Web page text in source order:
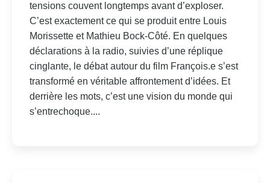
tensions couvent longtemps avant d’exploser.
C’est exactement ce qui se produit entre Louis
Morissette et Mathieu Bock-Côté. En quelques
déclarations à la radio, suivies d’une réplique
cinglante, le débat autour du film François.e s’est
transformé en véritable affrontement d’idées. Et
derrière les mots, c’est une vision du monde qui
s’entrechoque....